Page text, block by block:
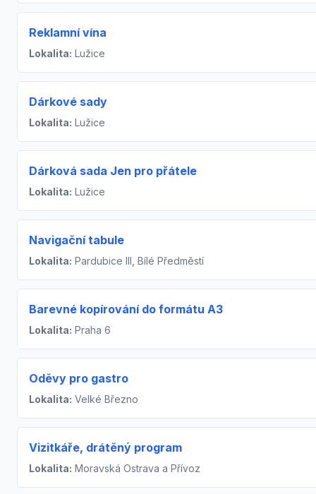
Reklamní vína
Lokalita: Lužice
Dárkové sady
Lokalita: Lužice
Dárková sada Jen pro přátele
Lokalita: Lužice
Navigační tabule
Lokalita: Pardubice III, Bílé Předměstí
Barevné kopírování do formátu A3
Lokalita: Praha 6
Oděvy pro gastro
Lokalita: Velké Březno
Vizitkáře, drátěný program
Lokalita: Moravská Ostrava a Přívoz